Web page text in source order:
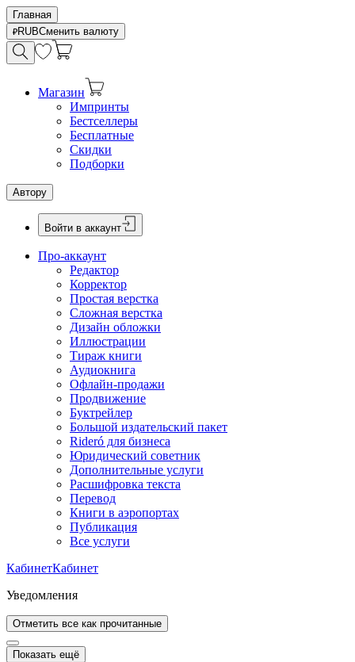
Главная
RUBСменить валюту
Магазин
Импринты
Бестселлеры
Бесплатные
Скидки
Подборки
Автору
Войти в аккаунт
Про-аккаунт
Редактор
Корректор
Простая верстка
Сложная верстка
Дизайн обложки
Иллюстрации
Тираж книги
Аудиокнига
Офлайн-продажи
Продвижение
Буктрейлер
Большой издательский пакет
Rideró для бизнеса
Юридический советник
Дополнительные услуги
Расшифровка текста
Перевод
Книги в аэропортах
Публикация
Все услуги
КабинетКабинет
Уведомления
Отметить все как прочитанные
Показать ещё